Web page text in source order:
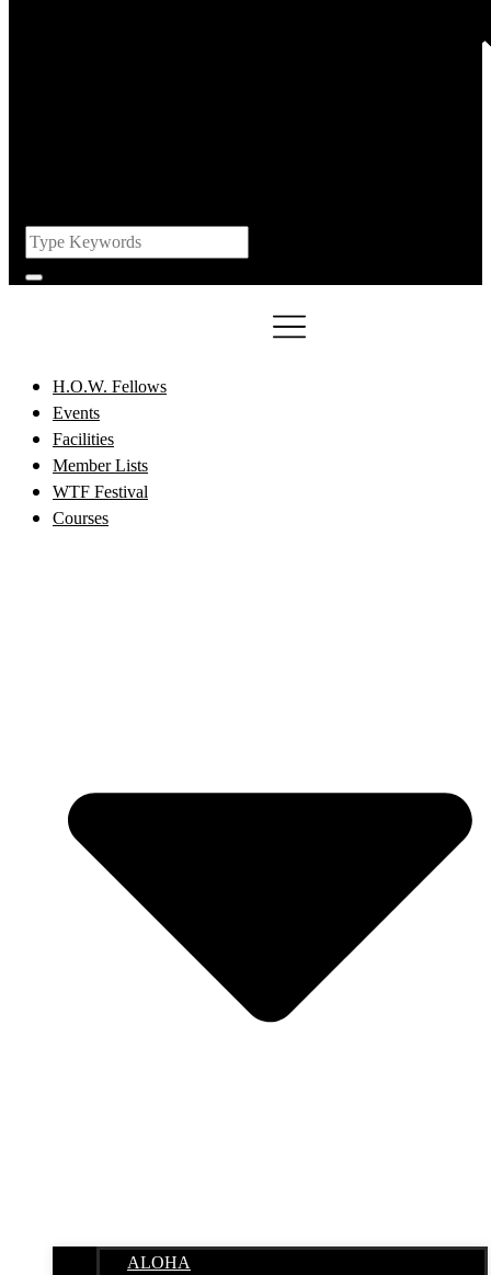
H.O.W. Fellows
Events
Facilities
Member Lists
WTF Festival
Courses
ALOHA